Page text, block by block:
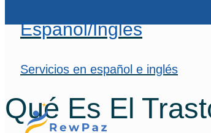
Español/Inglés
Servicios en español e inglés
Qué Es El